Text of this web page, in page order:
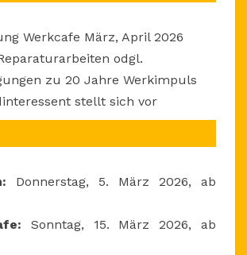
Werkcafe März, April 2026
odgl.
zu 20 Jahre Werkimpuls
stellt sich vor
Donnerstag, 5. März 2026, ab
Sonntag, 15. März 2026, ab